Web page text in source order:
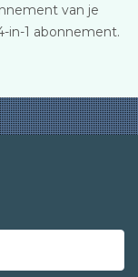
van je
in-1 abonnement.